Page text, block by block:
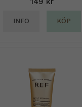
INFO KÖP